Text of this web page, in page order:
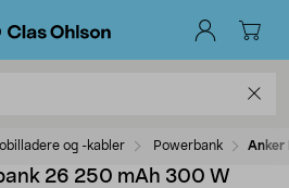
og -kabler Powerbank Anker
26 250 mAh 300 W